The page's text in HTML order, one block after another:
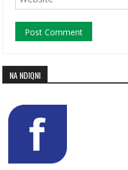
NA NDIQNI